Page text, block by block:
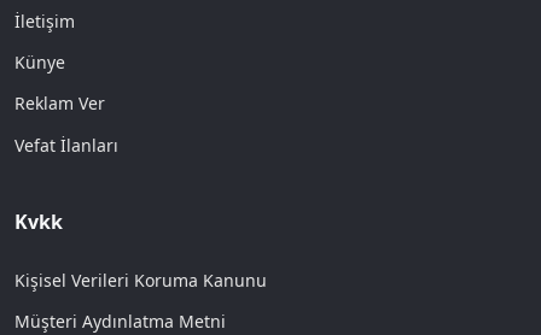
İletişim
Künye
Reklam Ver
Vefat İlanları
Kvkk
Kişisel Verileri Koruma Kanunu
Müşteri Aydınlatma Metni